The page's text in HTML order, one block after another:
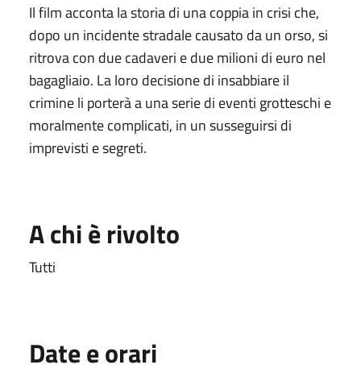
Il film acconta la storia di una coppia in crisi che,
dopo un incidente stradale causato da un orso, si
ritrova con due cadaveri e due milioni di euro nel
bagagliaio. La loro decisione di insabbiare il
crimine li porterà a una serie di eventi grotteschi e
moralmente complicati, in un susseguirsi di
imprevisti e segreti.
A chi è rivolto
Tutti
Date e orari